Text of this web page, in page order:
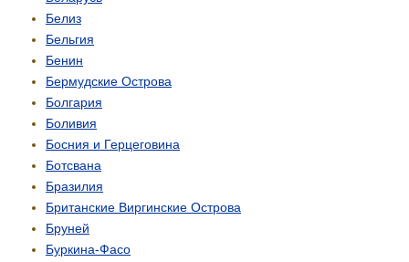
Белиз
Бельгия
Бенин
Бермудские Острова
Болгария
Боливия
Босния и Герцеговина
Ботсвана
Бразилия
Британские Виргинские Острова
Бруней
Буркина-Фасо